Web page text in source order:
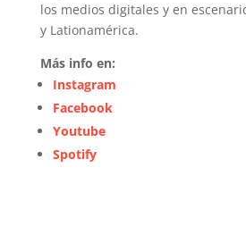
los medios digitales y en
y Lationamérica.
Más info en:
Instagram
Facebook
Youtube
Spotify